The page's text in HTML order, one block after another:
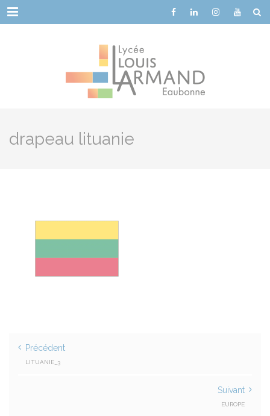
Menu
drapeau lituanie
Précédent
LITUANIE_3
Suivant
EUROPE
Cookies management panel